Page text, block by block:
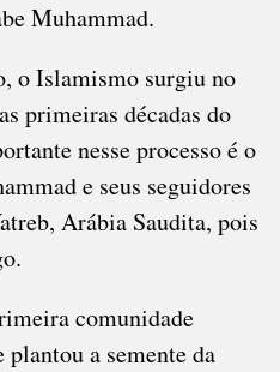
Muhammad.
o Islamismo surgiu no
primeiras décadas do
nesse processo é o
e seus seguidores
Arábia Saudita, pois
comunidade
a semente da